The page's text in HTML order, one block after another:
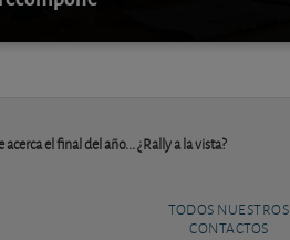
acerca el final del año... ¿Rally a la vista?
TODOS NUESTROS
CONTACTOS